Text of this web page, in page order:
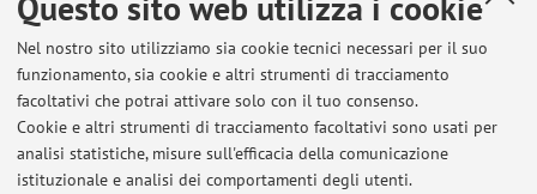
Nel nostro sito utilizziamo sia cookie tecnici necessari per il suo
funzionamento, sia cookie e altri strumenti di tracciamento
facoltativi che potrai attivare solo con il tuo consenso.
Cookie e altri strumenti di tracciamento facoltativi sono usati per
analisi statistiche, misure sull'efficacia della comunicazione
istituzionale e analisi dei comportamenti degli utenti.
E-mail: cristina.chieffo2@unibo.it
Dipartimento di Ingegneria Industriale
Viale del Risorgimento 2, Bologna -Vai alla mappa